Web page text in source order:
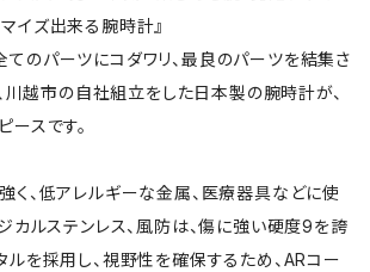
イズ出来る腕時計』
のパーツにコダワリ、最良のパーツを結集さ
川越市の自社組立をした日本製の腕時計が、
ースです。
く、低アレルギーな金属、医療器具などに使
カルステンレス、風防は、傷に強い硬度9を誇
ルを採用し、視野性を確保するため、ARコー